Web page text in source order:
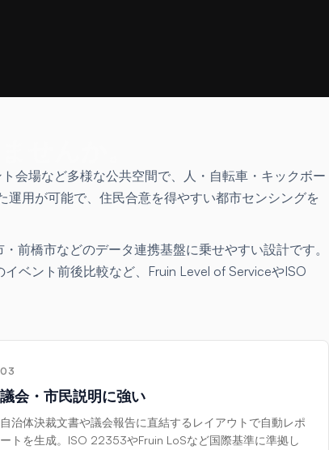
会場など多様な公共空間で、人・自転車・キックボー
用が可能で、住民合意を得やすい都市センシングを
前橋市などのデータ連携基盤に乗せやすい設計です。
ベント前後比較など、Fruin Level of ServiceやISO
03
議会・市民説明に強い
自治体決裁文書や議会報告に直結するレイアウトで自動レポ
ートを生成。ISO 22353やFruin LoSなど国際基準に準拠し